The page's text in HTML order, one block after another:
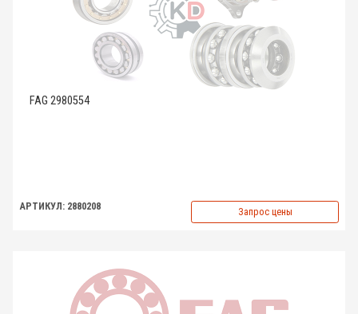
FAG 2980554
АРТИКУЛ: 2880208 Запрос цены